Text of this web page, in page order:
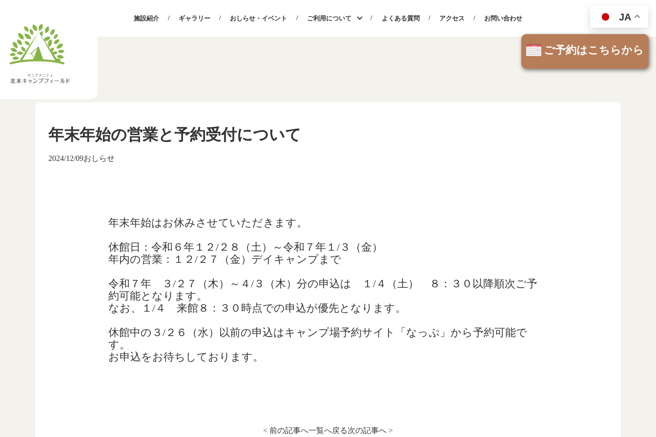
施設紹介 ギャラリー おしらせ・イベント ご利用について よくある質問 アクセス お問い合わせ
ご予約はこちらから
JA
年末年始の営業と予約受付について
2024/12/09おしらせ
年末年始はお休みさせていただきます。
休館日：令和６年１２/２８（土）～令和７年１/３（金）
年内の営業：１２/２７（金）デイキャンプまで
令和７年 ３/２７（木）～４/３（木）分の申込は １/４（土） ８：３０以降順次ご予
約可能となります。
なお、１/４ 来館８：３０時点での申込が優先となります。
休館中の３/２６（水）以前の申込はキャンプ場予約サイト「なっぷ」から予約可能で
す。
お申込をお待ちしております。
< 前の記事へ一覧へ戻る次の記事へ >